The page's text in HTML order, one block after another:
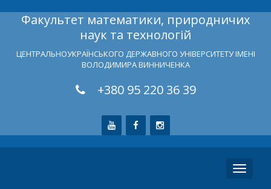
Факультет математики, природничих
наук та технологій
ЦЕНТРАЛЬНОУКРАЇНСЬКОГО ДЕРЖАВНОГО УНІВЕРСИТЕТУ ІМЕНІ
ВОЛОДИМИРА ВИННИЧЕНКА
+380 95 220 36 39
Toggle